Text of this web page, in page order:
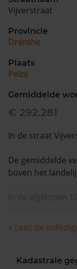
Vijverstraat
Provincie
Drenthe
Plaats
Peize
Gemiddelde
€ 292.281
In de straat
De gemiddelde
boven het
In de afgelopen
+ Lees de
Kadastrale